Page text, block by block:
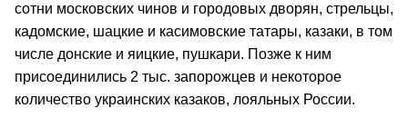
сотни московских чинов и городовых дворян, стрельцы,
кадомские, шацкие и касимовские татары, казаки, в том
числе донские и яицкие, пушкари. Позже к ним
присоединились 2 тыс. запорожцев и некоторое
количество украинских казаков, лояльных России.